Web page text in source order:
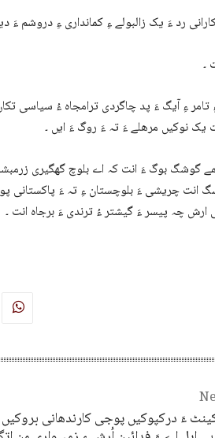
رد ءَ یک زالبولے ءِ کمانداری ءِ دروشم ءَ
۔
تامر ءِ آیگ ءَ پد چاگردی ترامجاہ ءُ
یک نوکیں مرھلے ءَ تہ ءَ روگ ءَ ایں ۔
گوشگ بوگ ءَ انت کہ اے بلوچ گھگیری
انت چریشی ءَ بلوچستان ءِ تہ ءَ پاکستانی
ارش چہ پیسر ءَ گیشتر ءُ ترندی ءَ برجاہ انت ۔
ءَ درکپوکیں پوجی کارندھانی